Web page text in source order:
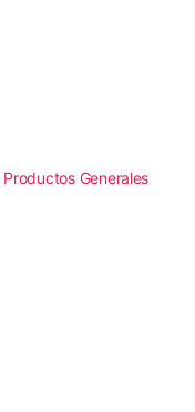
Productos Generales